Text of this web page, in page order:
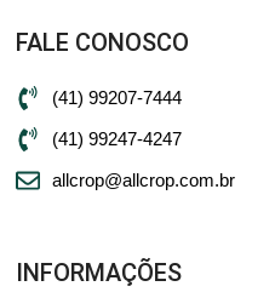
FALE CONOSCO
(41) 99207-7444
(41) 99247-4247
allcrop@allcrop.com.br
INFORMAÇÕES